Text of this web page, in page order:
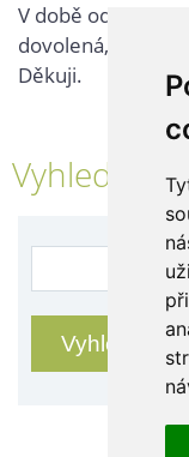
V době od 25. 7. -
dovolená,
Děkuji.